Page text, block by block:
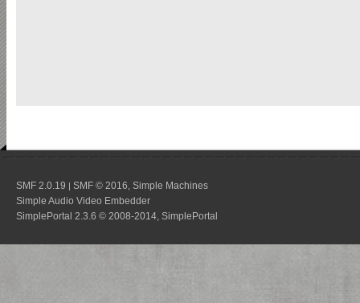
SMF 2.0.19 | SMF © 2016 Simple Machines
Simple Audio Video Embedder
SimplePortal 2.3.6 © 2008-2014, SimplePortal